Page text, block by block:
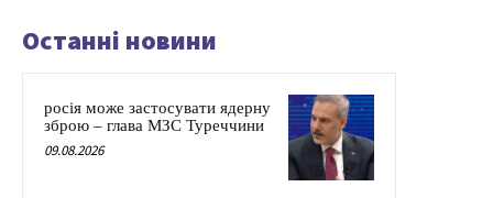
Останні новини
росія може застосувати ядерну
зброю – глава МЗС Туреччини
09.08.2026